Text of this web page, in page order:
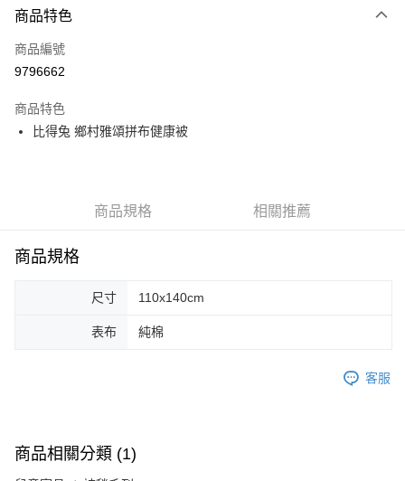
信用卡一次付款
ATM付款
運送方式
新竹物流
商品特色
商品編號
9796662
商品特色
比得兔 鄉村雅頌拼布健康被
商品規格 相關推薦
商品規格
尺寸 110x140cm
表布 純棉
客服
商品相關分類 (1)